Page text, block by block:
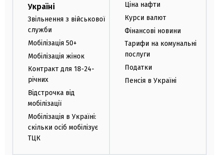
Україні
Звільнення з військової
служби
Мобілізація 50+
Мобілізація жінок
Контракт для 18-24-
річних
Відстрочка від
мобілізації
Мобілізація в Україні:
скільки осіб мобілізує
ТЦК
Ціна нафти
Курси валют
Фінансові новини
Тарифи на комунальні
послуги
Податки
Пенсія в Україні